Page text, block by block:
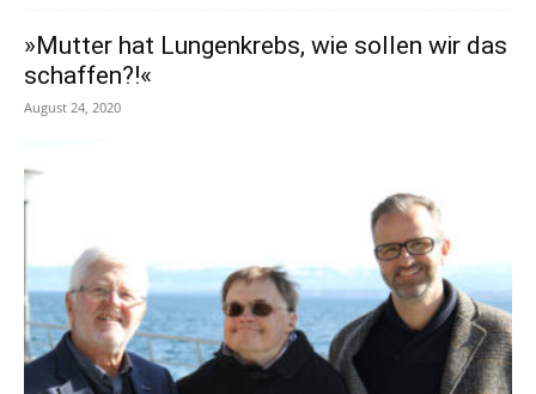
»Mutter hat Lungenkrebs, wie sollen wir das
schaffen?!«
August 24, 2020